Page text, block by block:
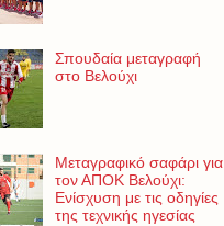
Σπουδαία μεταγραφή
στο Βελούχι
Μεταγραφικό σαφάρι για
τον ΑΠΟΚ Βελούχι:
Ενίσχυση με τις οδηγίες
της τεχνικής ηγεσίας